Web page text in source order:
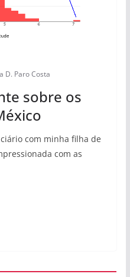
D. Paro Costa
sobre os
com minha filha de
com as